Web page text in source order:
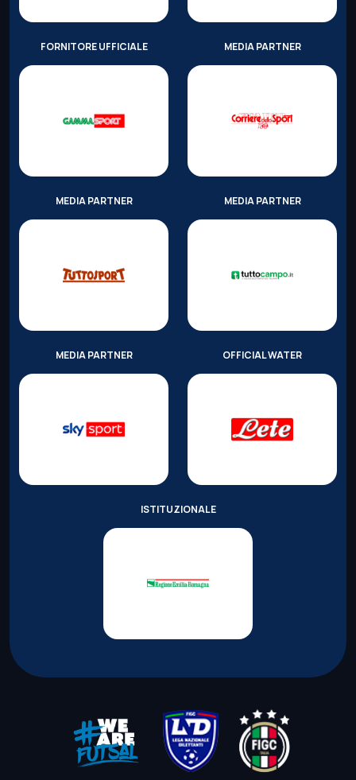
FORNITORE UFFICIALE MEDIA PARTNER
MEDIA PARTNER MEDIA PARTNER
MEDIA PARTNER OFFICIAL WATER
ISTITUZIONALE